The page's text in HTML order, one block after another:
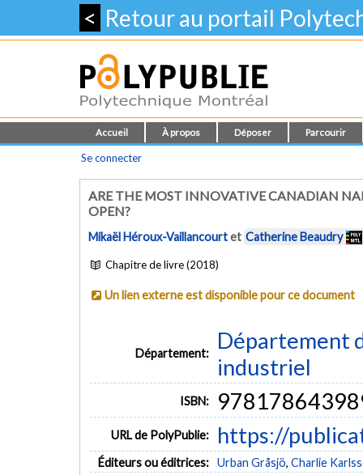
< Retour au portail
Accueil À propos Déposer Parcourir
Se connecter
ARE THE MOST INNOVATIVE CANADIAN
OPEN?
Mikaël Héroux-Vaillancourtet Catherine Beaudry
Chapitre de livre (2018)
Un lien externe est disponible pour ce document
Département:
Département
industriel
ISBN:
URL de PolyPublie: https://
Éditeurs ou éditrices: Urban Gråsjö, Charlie